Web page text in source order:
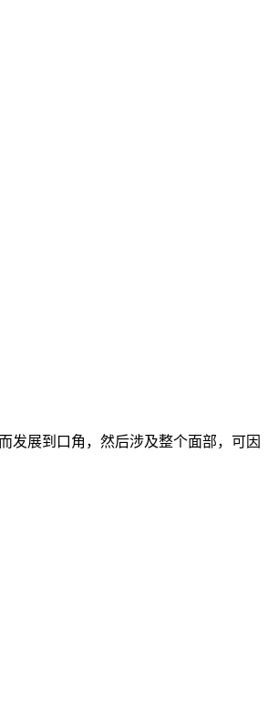
展到口角，然后涉及整个面部，可因